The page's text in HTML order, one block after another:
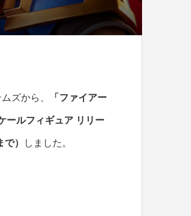
ズから、 「ファイアー
ールフィギュア リリー
） しました。